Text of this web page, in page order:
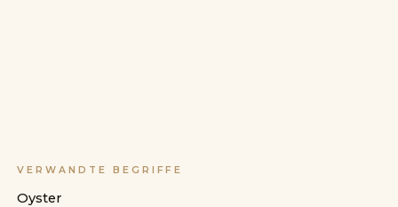
VERWANDTE BEGRIFFE
Oyster